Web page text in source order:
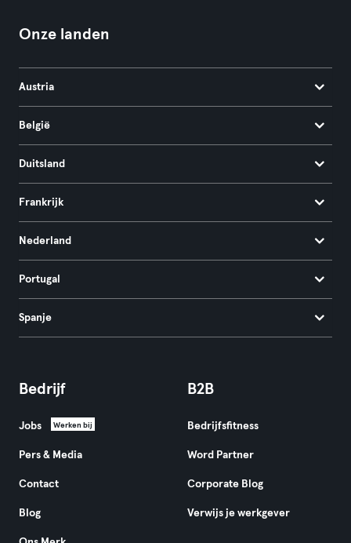
Onze landen
Austria
België
Duitsland
Frankrijk
Nederland
Portugal
Spanje
Bedrijf
Jobs Werken bij
Pers & Media
Contact
Blog
B2B
Bedrijfsfitness
Word Partner
Corporate Blog
Verwijs je werkgever